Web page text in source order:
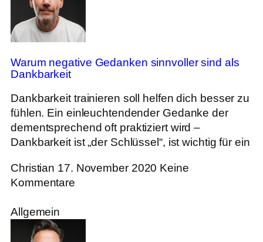
Warum negative Gedanken sinnvoller sind als
Dankbarkeit
Dankbarkeit trainieren soll helfen dich besser zu
fühlen. Ein einleuchtendender Gedanke der
dementsprechend oft praktiziert wird –
Dankbarkeit ist „der Schlüssel“, ist wichtig für ein
Christian 17. November 2020 Keine
Kommentare
Allgemein